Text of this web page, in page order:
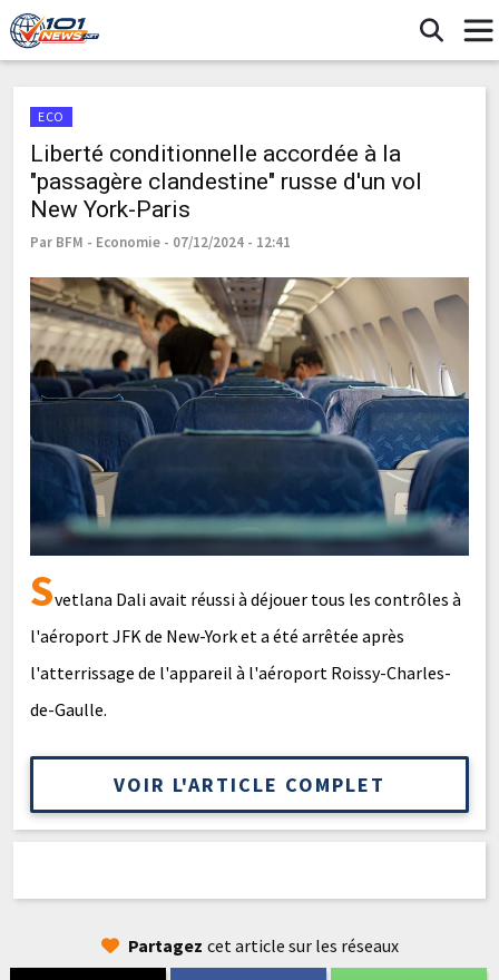
ECO
Liberté conditionnelle accordée à la
"passagère clandestine" russe d'un vol
New York-Paris
Par BFM - Economie - 07/12/2024 - 12:41
Svetlana Dali avait réussi à déjouer tous les contrôles à
l'aéroport JFK de New-York et a été arrêtée après
l'atterrissage de l'appareil à l'aéroport Roissy-Charles-
de-Gaulle.
VOIR L'ARTICLE COMPLET
Partagez cet article sur les réseaux